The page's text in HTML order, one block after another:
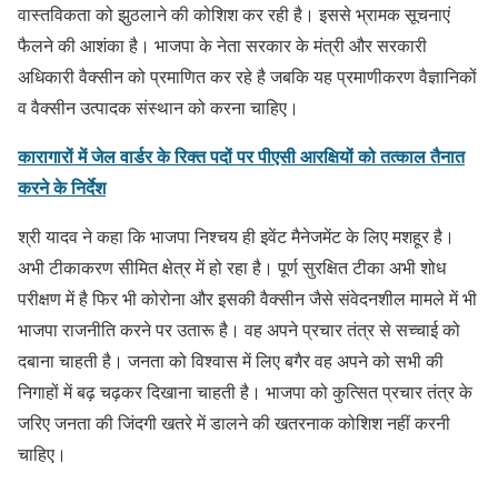
वास्तविकता को झुठलाने की कोशिश कर रही है। इससे भ्रामक सूचनाएं
फैलने की आशंका है। भाजपा के नेता सरकार के मंत्री और सरकारी
अधिकारी वैक्सीन को प्रमाणित कर रहे है जबकि यह प्रमाणीकरण वैज्ञानिकों
व वैक्सीन उत्पादक संस्थान को करना चाहिए।
कारागारों में जेल वार्डर के रिक्त पदों पर पीएसी आरक्षियों को तत्काल तैनात
करने के निर्देश
श्री यादव ने कहा कि भाजपा निश्चय ही इवेंट मैनेजमेंट के लिए मशहूर है।
अभी टीकाकरण सीमित क्षेत्र में हो रहा है। पूर्ण सुरक्षित टीका अभी शोध
परीक्षण में है फिर भी कोरोना और इसकी वैक्सीन जैसे संवेदनशील मामले में भी
भाजपा राजनीति करने पर उतारू है। वह अपने प्रचार तंत्र से सच्चाई को
दबाना चाहती है। जनता को विश्वास में लिए बगैर वह अपने को सभी की
निगाहों में बढ़ चढ़कर दिखाना चाहती है। भाजपा को कुत्सित प्रचार तंत्र के
जरिए जनता की जिंदगी खतरे में डालने की खतरनाक कोशिश नहीं करनी
चाहिए।